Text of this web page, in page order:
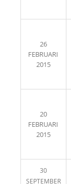
26
FEBRUARI
2015
20
FEBRUARI
2015
30
SEPTEMBER